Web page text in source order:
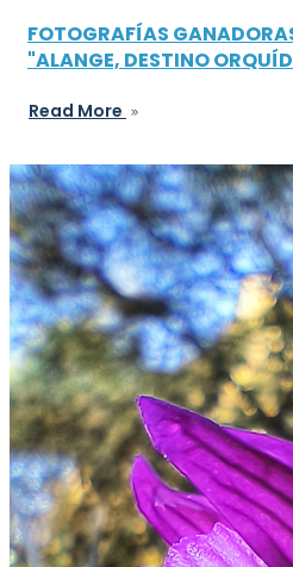
FOTOGRAFÍAS
"ALANGE, DESTINO
Read More